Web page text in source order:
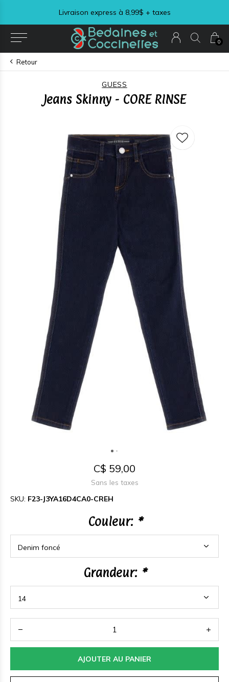
0
Livraison express à 8,99$ + taxes
Retour
GUESS
Jeans Skinny - CORE RINSE
C$ 59,00
Sans les taxes
SKU: F23-J3YA16D4CA0-CREH
Couleur: *
Grandeur: *
AJOUTER AU PANIER